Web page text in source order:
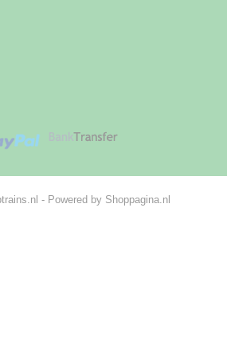
- Powered by Shoppagina.nl